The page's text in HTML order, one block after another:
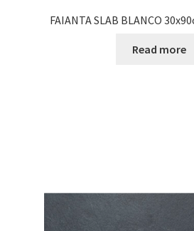
FAIANTA SLAB BLANCO
Read more